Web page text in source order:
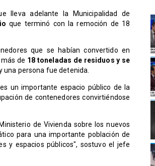
lleva adelante la Municipalidad de
que terminó con la remoción de 18
que se habían convertido en
de 18 toneladas de residuos y se
una persona fue detenida.
un importante espacio público de la
de contenedores convirtiéndose
de Vivienda sobre los nuevos
para una importante población de
y espacios públicos", sostuvo el jefe